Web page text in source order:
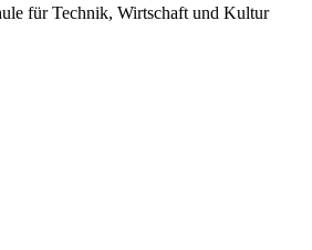
für Technik, Wirtschaft und Kultur